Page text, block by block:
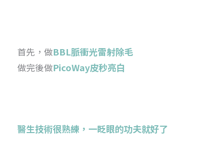
首先，做BBL脈衝光雷射除毛
做完後做PicoWay皮秒亮白
醫生技術很熟練 ， 一眨眼的功夫就好了